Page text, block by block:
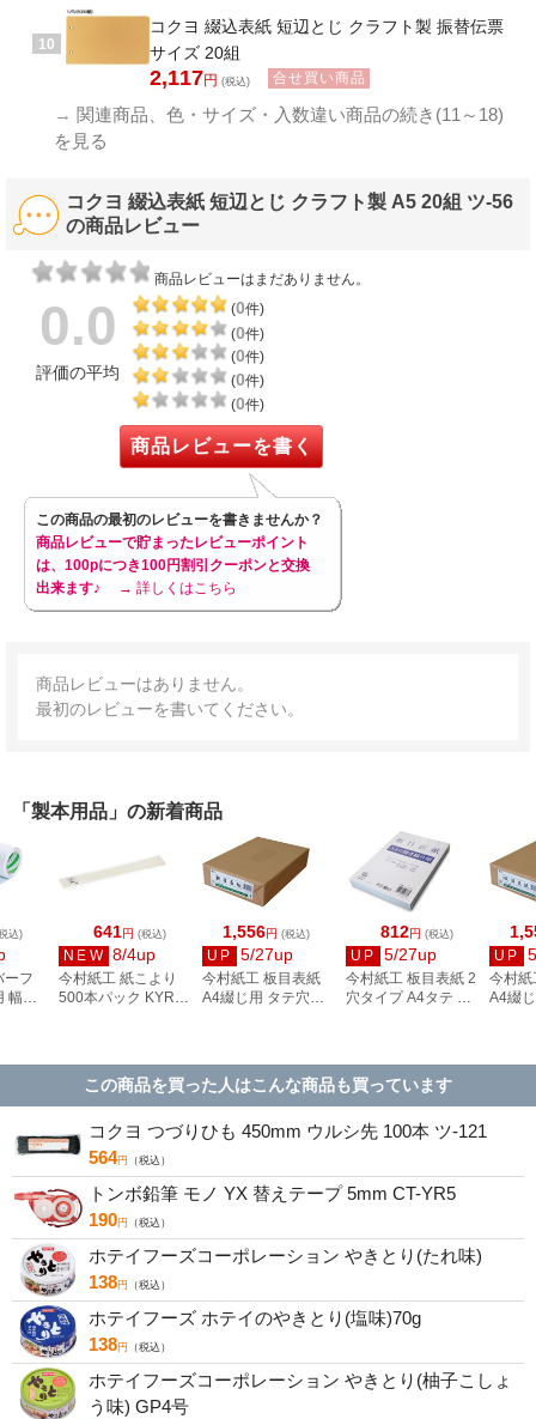
10
コクヨ 綴込表紙 短辺とじ クラフト製 振替伝票
サイズ 20組
2,117円 (税込) 合せ買い商品
→ 関連商品、色・サイズ・入数違い商品の続き(11～18)
を見る
コクヨ 綴込表紙 短辺とじ クラフト製 A5 20組 ツ-56
の商品レビュー
商品レビューはまだありません。
0.0
評価の平均
(0件)
(0件)
(0件)
(0件)
(0件)
商品レビューを書く
この商品の最初のレビューを書きませんか？
商品レビューで貯まったレビューポイント
は、100pにつき100円割引クーポンと交換
出来ます♪
→ 詳しくはこちら
商品レビューはありません。
最初のレビューを書いてください。
「製本用品」の新着商品
641円 (税込)
NEW 8/4up
今村紙工 紙こより
500本パック KYR-
1,556円 (税込)
UP 5/27up
今村紙工 板目表紙
A4綴じ用 タテ穴あ
812円 (税込)
UP 5/27up
今村紙工 板目表紙 2
穴タイプ A4タテ 20
UP
今村紙
A4綴
込)
ーフ
幅
この商品を買った人はこんな商品も買っています
コクヨ つづりひも 450mm ウルシ先 100本 ツ-121
564円 （税込）
トンボ鉛筆 モノ YX 替えテープ 5mm CT-YR5
190円 （税込）
ホテイフーズコーポレーション やきとり(たれ味)
138円 （税込）
ホテイフーズ ホテイのやきとり(塩味)70g
138円 （税込）
ホテイフーズコーポレーション やきとり(柚子こしょ
う味) GP4号